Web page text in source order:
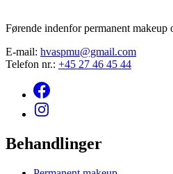
Førende indenfor permanent
E-mail: hvaspmu@gmail.com
Telefon nr.: +45 27 46 45 44
Behandlinger